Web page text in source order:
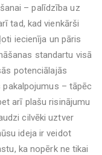
– palīdzība uz
tad, kad vienkārši
iecienīja un pāris
standartu visā
potenciālajās
– tāpēc
arī plašu risinājumu
cilvēki uztver
ideja ir veidot
ka nopērk ne tikai